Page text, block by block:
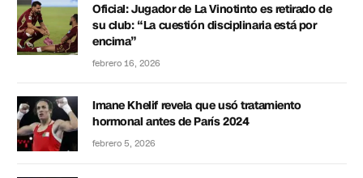
Oficial: Jugador de La Vinotinto es retirado de
su club: “La cuestión disciplinaria está por
encima”
febrero 16, 2026
Imane Khelif revela que usó tratamiento
hormonal antes de París 2024
febrero 5, 2026